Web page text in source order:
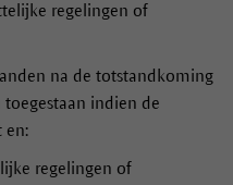
regelingen of
na de totstandkoming
indien de
en:
regelingen of